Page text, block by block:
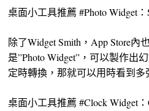
桌面小工具推薦 #Photo Widget：
除了Widget Smith，App Store內
是”Photo Widget”，可以製作出
定時轉換，那就可以用時看到多
桌面小工具推薦 #Clock Widget